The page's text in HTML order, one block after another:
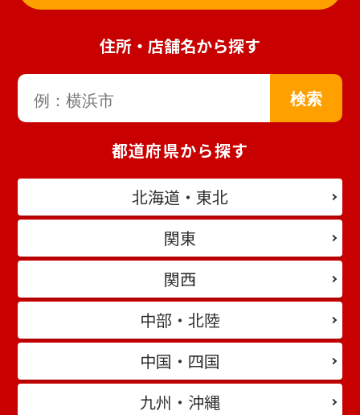
住所・店舗名から探す
都道府県から探す
北海道・東北
関東
関西
中部・北陸
中国・四国
九州・沖縄